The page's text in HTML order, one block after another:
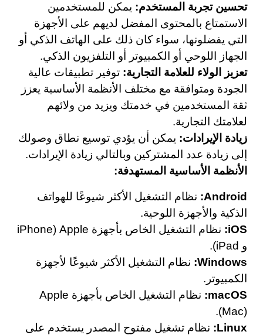
تحسين تجربة المستخدم: يمكن للمستخدمين
الاستمتاع بالمحتوى المفضل لديهم على الأجهزة
التي يفضلونها، سواء كان ذلك على الهاتف الذكي أو
الجهاز اللوحي أو الكمبيوتر أو التلفزيون الذكي.
تعزيز الولاء للعلامة التجارية: توفير تطبيقات عالية
الجودة ومتوافقة مع مختلف الأنظمة الأساسية يعزز
ثقة المستخدمين في خدمتك ويزيد من ولائهم
لعلامتك التجارية.
زيادة الإيرادات: يمكن أن يؤدي توسيع نطاق وصولك
إلى زيادة عدد المشتركين وبالتالي زيادة الإيرادات.
الأنظمة الأساسية المستهدفة:
Android:
نظام التشغيل الأكثر شيوعًا للهواتف
الذكية والأجهزة اللوحية.
iOS:
نظام التشغيل الخاص بأجهزة Apple (iPhone
و iPad).
Windows: نظام التشغيل الأكثر شيوعًا لأجهزة
الكمبيوتر.
macOS:
نظام التشغيل الخاص بأجهزة Apple
(Mac).
Linux:
نظام تشغيل مفتوح المصدر يستخدم على